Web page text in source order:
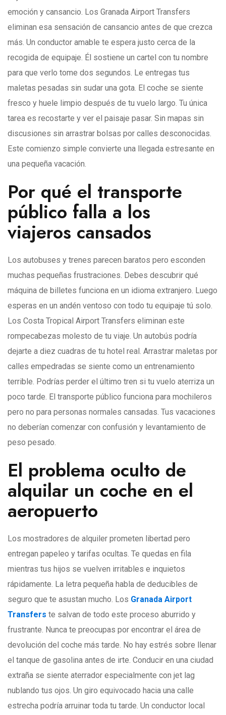
emoción y cansancio. Los Granada Airport Transfers
eliminan esa sensación de cansancio antes de que crezca
más. Un conductor amable te espera justo cerca de la
recogida de equipaje. Él sostiene un cartel con tu nombre
para que verlo tome dos segundos. Le entregas tus
maletas pesadas sin sudar una gota. El coche se siente
fresco y huele limpio después de tu vuelo largo. Tu única
tarea es recostarte y ver el paisaje pasar. Sin mapas sin
discusiones sin arrastrar bolsas por calles desconocidas.
Este comienzo simple convierte una llegada estresante en
una pequeña vacación.
Por qué el transporte
público falla a los
viajeros cansados
Los autobuses y trenes parecen baratos pero esconden
muchas pequeñas frustraciones. Debes descubrir qué
máquina de billetes funciona en un idioma extranjero. Luego
esperas en un andén ventoso con todo tu equipaje tú solo.
Los Costa Tropical Airport Transfers eliminan este
rompecabezas molesto de tu viaje. Un autobús podría
dejarte a diez cuadras de tu hotel real. Arrastrar maletas por
calles empedradas se siente como un entrenamiento
terrible. Podrías perder el último tren si tu vuelo aterriza un
poco tarde. El transporte público funciona para mochileros
pero no para personas normales cansadas. Tus vacaciones
no deberían comenzar con confusión y levantamiento de
peso pesado.
El problema oculto de
alquilar un coche en el
aeropuerto
Los mostradores de alquiler prometen libertad pero
entregan papeleo y tarifas ocultas. Te quedas en fila
mientras tus hijos se vuelven irritables e inquietos
rápidamente. La letra pequeña habla de deducibles de
seguro que te asustan mucho. Los Granada Airport
Transfers te salvan de todo este proceso aburrido y
frustrante. Nunca te preocupas por encontrar el área de
devolución del coche más tarde. No hay estrés sobre llenar
el tanque de gasolina antes de irte. Conducir en una ciudad
extraña se siente aterrador especialmente con jet lag
nublando tus ojos. Un giro equivocado hacia una calle
estrecha podría arruinar toda tu tarde. Un conductor local